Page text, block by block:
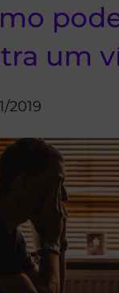
um
2019